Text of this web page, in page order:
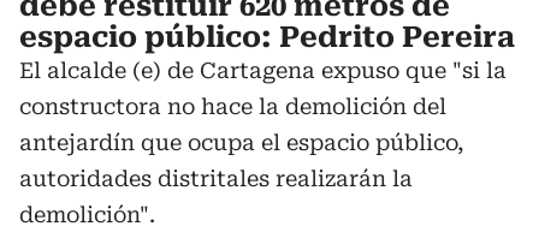
espacio público: Pedrito Pereira
El alcalde (e) de Cartagena expuso que "si la
constructora no hace la demolición del
antejardín que ocupa el espacio público,
autoridades distritales realizarán la
demolición".